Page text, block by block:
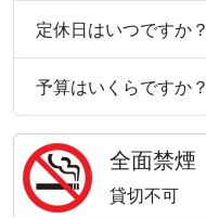
定休日はいつですか？
予算はいくらですか？
全面禁煙
貸切不可